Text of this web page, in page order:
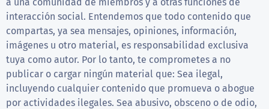
interacción social. Entendemos que todo contenido que
compartas, ya sea mensajes, opiniones, información,
imágenes u otro material, es responsabilidad exclusiva
tuya como autor. Por lo tanto, te comprometes a no
publicar o cargar ningún material que: Sea ilegal,
incluyendo cualquier contenido que promueva o abogue
por actividades ilegales. Sea abusivo, obsceno o de odio,